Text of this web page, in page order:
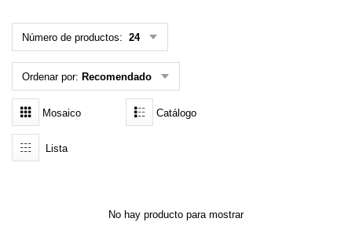
Iniciar sesión
Olvidé mi contraseña
Número de productos: 24
Ordenar por: Recomendado
Mosaico Catálogo
Lista
No hay producto para mostrar